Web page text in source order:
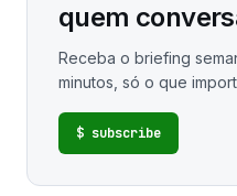
quem
Receba o briefing
minutos, só o que
$ subscribe